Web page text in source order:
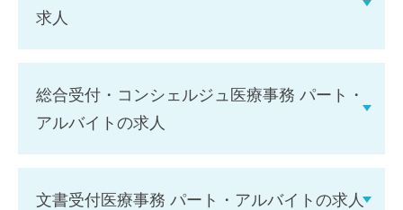
求人
総合受付・コンシェルジュ医療事務 パート・
アルバイトの求人
文書受付医療事務 パート・アルバイトの求人